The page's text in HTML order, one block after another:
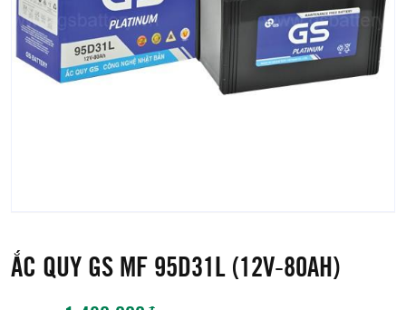
ẮC QUY GS MF 95D31L (12V-80AH)